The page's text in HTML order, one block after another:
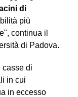
di
più
continua il
di Padova.
casse di
in cui
in eccesso